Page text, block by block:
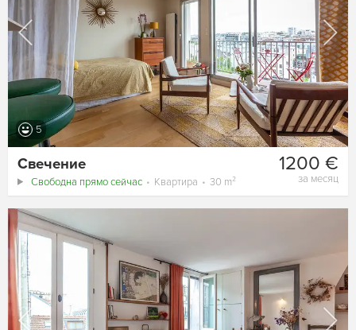
5
1200 €
за месяц
Свечение
Свободна прямо сейчас Квартира 30 m²